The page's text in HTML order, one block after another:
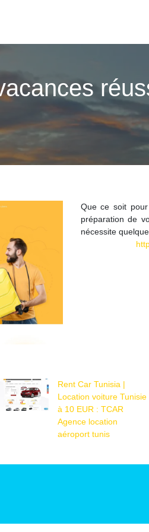
Que ce soit
préparation de
nécessite
Rent Car Tunisia |
Location voiture Tunisie
à 10 EUR : TCAR
Agence location
aéroport tunis